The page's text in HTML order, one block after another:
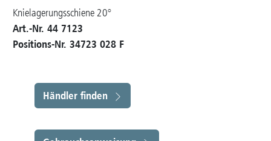
Knielagerungsschiene 20°
Art.-Nr. 44 7123
Positions-Nr. 34723 028 F
Händler finden